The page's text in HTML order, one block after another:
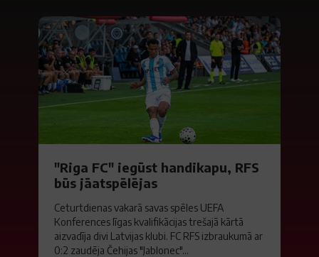
"Riga FC" iegūst handikapu, RFS
būs jāatspēlējas
Ceturtdienas vakarā savas spēles UEFA
Konferences līgas kvalifikācijas trešajā kārtā
aizvadīja divi Latvijas klubi. FC RFS izbraukumā ar
0:2 zaudēja Čehijas "Jablonec"...